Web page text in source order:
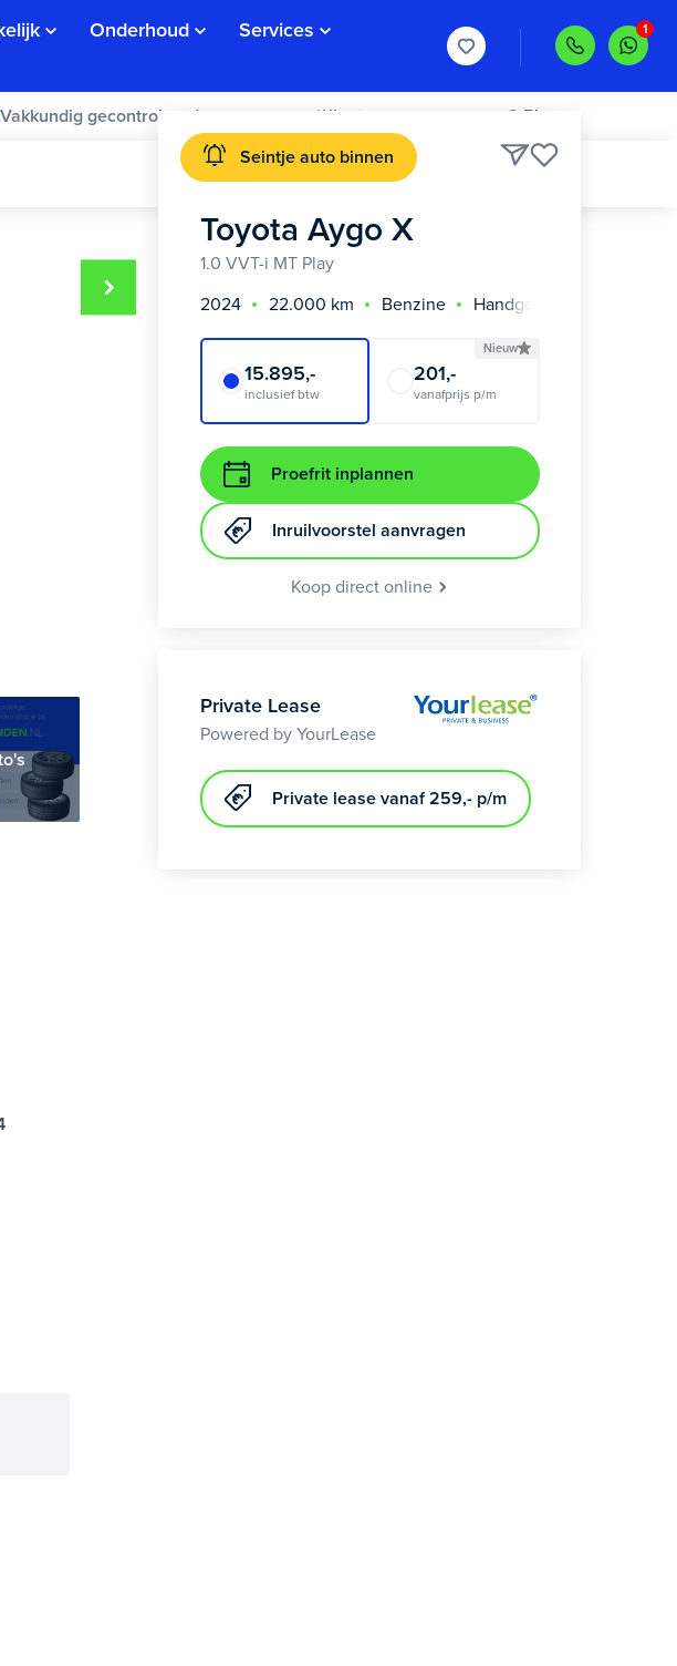
Onderhoud
Services
Vakkundig gecontroleerd > Klanten geven ons een 8,5!
Seintje auto binnen
Toyota Aygo X
1.0 VVT-i MT Play
2024
22.000 km Benzine Handgeschakeld
15.895,-
inclusief btw
Nieuw
201,-
vanafprijs p/m
Proefrit inplannen
Inruilvoorstel aanvragen
Koop direct online
Private Lease
Powered by YourLease
Private lease vanaf 259,- p/m